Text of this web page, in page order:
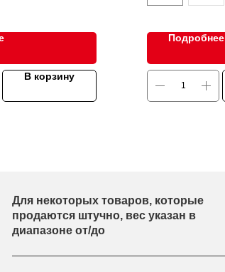
В корзину
Подробнее
Для некоторых товаров, которые
продаются штучно, вес указан в
диапазоне от/до